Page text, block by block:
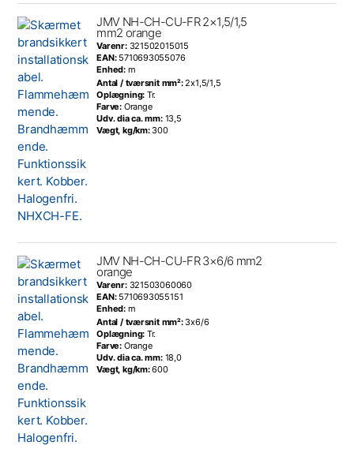
JMV NH-CH-CU-FR 2×1,5/1,5
mm2 orange
Varenr: 321502015015
EAN: 5710693055076
Enhed: m
Antal / tværsnit mm²:2x1,5/1,5
Oplægning: Tr.
Farve: Orange
Udv. dia ca. mm: 13,5
Vægt, kg/km: 300
JMV NH-CH-CU-FR 3×6/6 mm2
orange
Varenr: 321503060060
EAN: 5710693055151
Enhed: m
Antal / tværsnit mm²: 3x6/6
Oplægning: Tr.
Farve: Orange
Udv. dia ca. mm: 18,0
Vægt, kg/km:600